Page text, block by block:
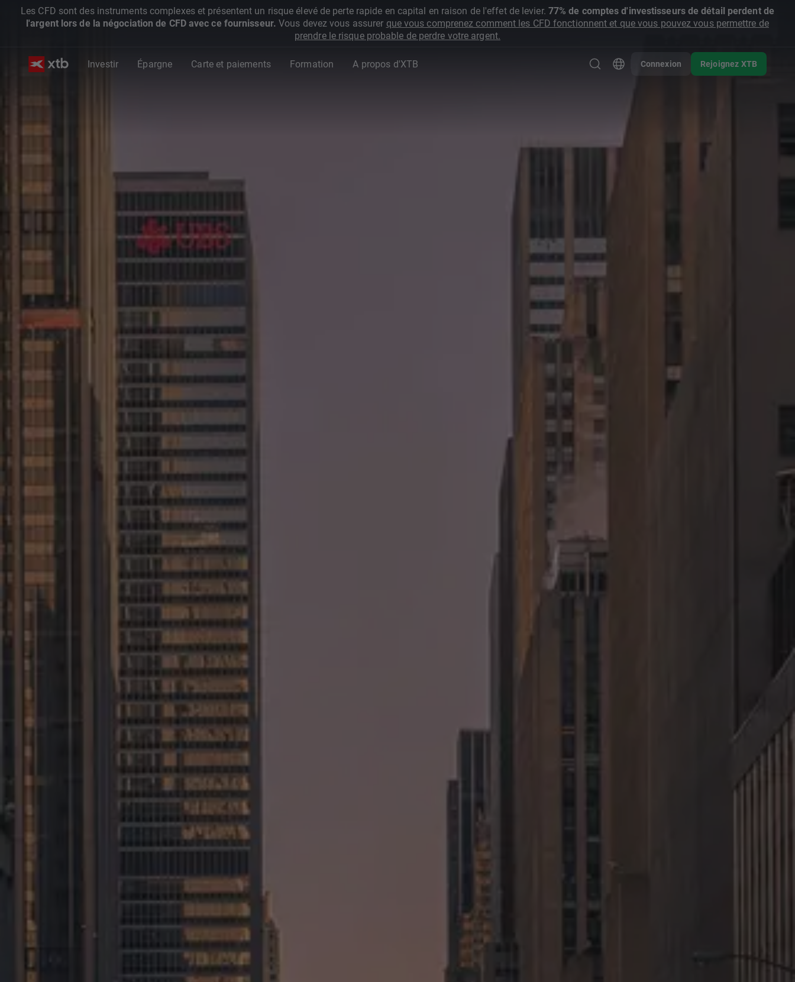
Les CFD sont des instruments complexes et présentent un risque élevé de perte rapide en capital en raison de l'effet de levier. 77% de comptes d'investisseurs de détail perdent de
l'argent lors de la négociation de CFD avec ce fournisseur. Vous devez vous assurer que vous comprenez comment les CFD fonctionnent et que vous pouvez vous permettre de
prendre le risque probable de perdre votre argent.
Investir Épargne Carte et paiements Formation A propos d'XTB Connexion Rejoignez XTB